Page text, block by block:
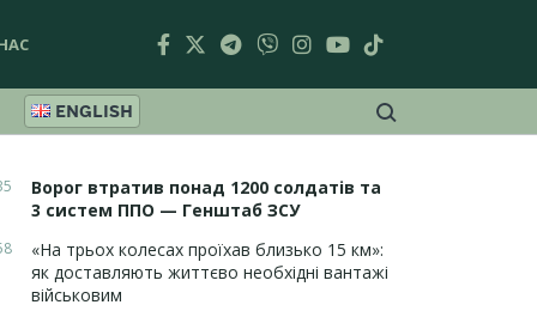
ENGLISH
Ворог втратив понад 1200 солдатів та
3 систем ППО — Генштаб ЗСУ
«На трьох колесах проїхав близько 15 км»:
як доставляють життєво необхідні вантажі
військовим